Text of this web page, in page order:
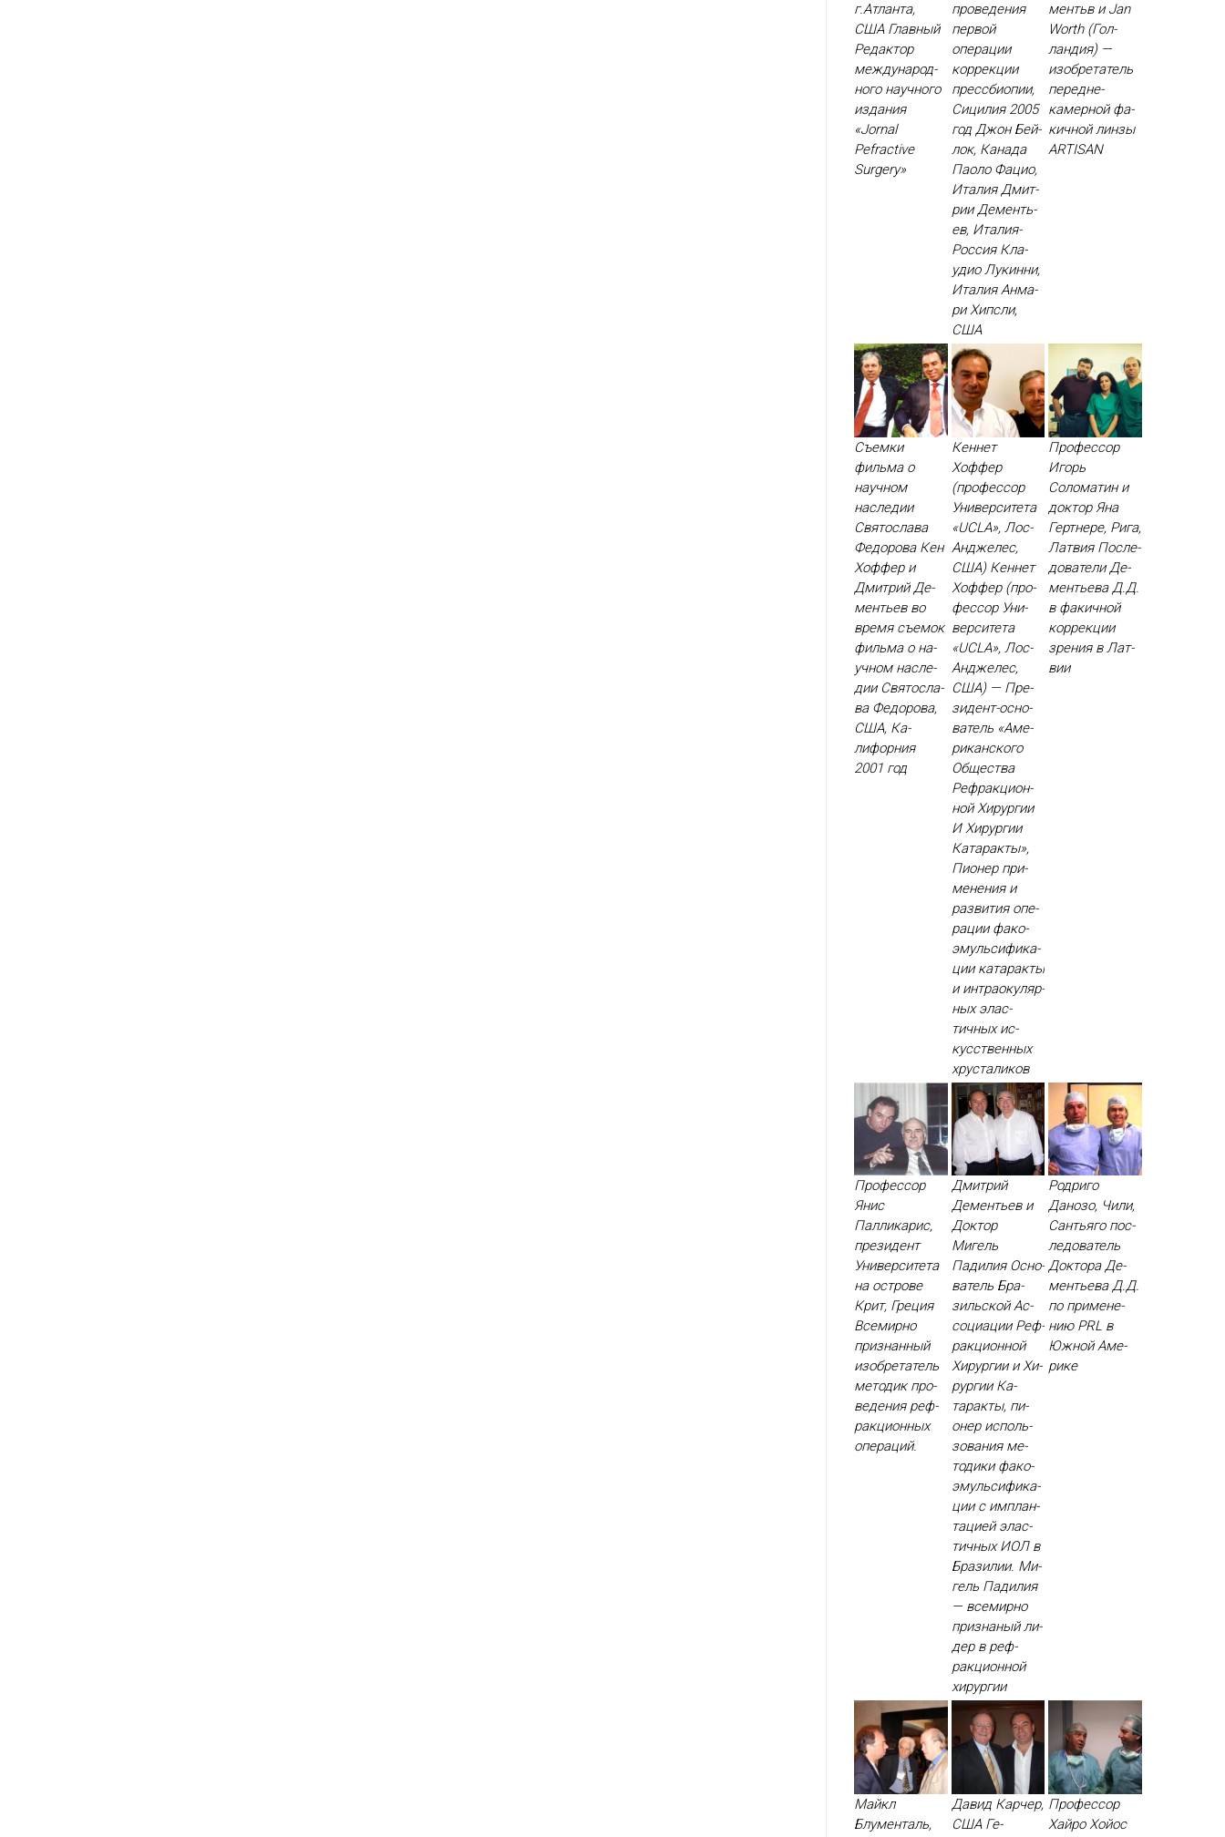
г.Атланта,
США Глав­ный
Ре­дак­тор
меж­ду­народ­
но­го на­уч­но­го
из­да­ния
«Jornal
Рefractive
Surgery»
проведения
первой
операции
коррекции
прессбиопии,
Сицилия 2005
год Джон Бей­
лок, Ка­нада
Па­оло Фа­цио,
Ита­лия Дмит­
рии Де­менть­
ев, Ита­лия-
Рос­сия Кла­
удио Лу­кин­ни,
Ита­лия Ан­ма­
ри Хип­сли,
США
ментьв и Jan
Worth (Гол­
ландия) —
изоб­ре­татель
пе­ред­не­
камер­ной фа­
кич­ной лин­зы
ARTISAN
Съемки
фильма о
научном
наследии
Святослава
Федорова Кен
Хоф­фер и
Дмит­рий Де­
менть­ев во
вре­мя съ­емок
филь­ма о на­
уч­ном нас­ле­
дии Свя­тос­ла­
ва Фе­доро­ва,
США, Ка­
лифор­ния
2001 год
Кеннет
Хоффер
(профессор
Университета
«UCLA», Лос-
Анджелес,
США) Кен­нет
Хоф­фер (про­
фес­сор Уни­
вер­си­тета
«UCLA», Лос-
Ан­дже­лес,
США) — Пре­
зидент-ос­но­
ватель «Аме­
рикан­ско­го
Об­щес­тва
Реф­ракци­он­
ной Хи­рур­гии
И Хи­рур­гии
Ка­тарак­ты»,
Пи­онер при­
мене­ния и
раз­ви­тия опе­
рации фа­ко­
эмуль­си­фика­
ции ка­тарак­ты
и ин­тра­оку­ляр­
ных элас­
тичных ис­
кусс­твен­ных
хрус­та­ликов
Профессор
Игорь
Соломатин и
доктор Яна
Гертнере, Рига,
Латвия Пос­ле­
дова­тели Де­
менть­ева Д.Д.
в фа­кич­ной
кор­рекции
зре­ния в Лат­
вии
Профессор
Янис
Палликарис,
президент
Университета
на острове
Крит, Греция
Все­мир­но
приз­нанный
изоб­ре­татель
ме­тодик про­
веде­ния реф­
ракци­он­ных
опе­раций.
Дмитрий
Дементьев и
Доктор
Мигель
Падилия Ос­но­
ватель Бра­
зиль­ской Ас­
со­ци­ации Реф­
ракци­он­ной
Хи­рур­гии и Хи­
рур­гии Ка­
тарак­ты, пи­
онер ис­поль­
зо­вания ме­
тоди­ки фа­ко­
эмуль­си­фика­
ции с им­план­
та­ци­ей элас­
тичных И­ОЛ в
Бра­зилии. Ми­
гель Па­дилия
— все­мир­но
приз­на­ный ли­
дер в реф­
ракци­он­ной
хи­рур­гии
Родриго
Данозо, Чили,
Сантьяго пос­
ле­дова­тель
Док­то­ра Де­
менть­ева Д.Д.
по при­мене­
нию PRL в
Юж­ной Аме­
рике
Майкл
Блументаль,
Давид Карчер,
США Ге­
Профессор
Хайро Хойос